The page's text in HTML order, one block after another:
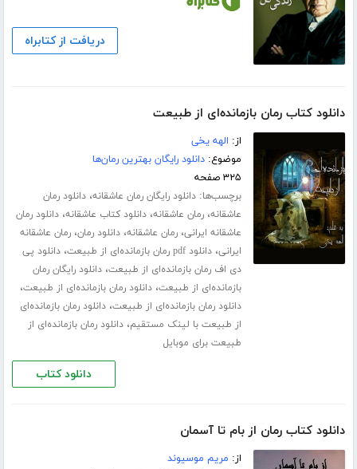
دریافت از کتابراه
دانلود کتاب رمان بازمانده‌ای از طبیعت
از: الهه یخی
موضوع:دانلود رایگان بهترین رمان‌ها
۳۲۵ صفحه
برچسب‌ها:دانلود رایگان رمان عاشقانه،دانلود رمان
عاشقانه،رمان عاشقانه،دانلود کتاب عاشقانه،دانلود رمان
عاشقانه ایرانی،رمان عاشقانه،دانلود رمان،رمان عاشقانه
ایرانی،دانلود pdf رمان بازمانده‌ای از طبیعت ،دانلود پی
دی اف رمان بازمانده‌ای از طبیعت،دانلود رایگان رمان
بازمانده‌ای از طبیعت،دانلود رمان بازمانده‌ای از طبیعت،
دانلود رمان بازمانده‌ای از طبیعت،دانلود رمان بازمانده‌ای
از طبیعت با لینک مستقیم،دانلود رمان بازمانده‌ای از
طبیعت برای موبایل
دانلود کتاب
دانلود کتاب رمان از بام تا آسمان
از: مریم موسیوند